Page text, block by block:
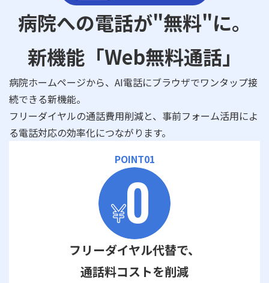
病院への電話が"無料"に。
新機能「Web無料通話」
病院ホームページから、AI電話にブラウザでワンタップ接
続できる新機能。
フリーダイヤルの通話費用削減と、事前フォーム活用によ
る電話対応の効率化につながります。
POINT01
フリーダイヤル代替で、
通話料コストを削減